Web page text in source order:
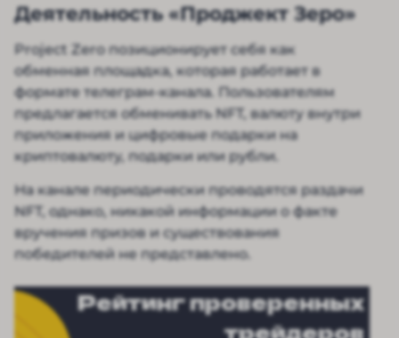
Деятельность «Проджект Зеро»
Project Zero позиционирует себя как
обменная площадка, которая работает в
формате телеграм-канала. Пользователям
предлагается обменивать NFT, валюту внутри
приложения и цифровые подарки на
криптовалюту, подарки или рубли.
На канале периодически проводятся раздачи
NFT, однако, никакой информации о факте
вручения призов и существования
победителей не представлено.
Рейтинг проверенных
трейдеров